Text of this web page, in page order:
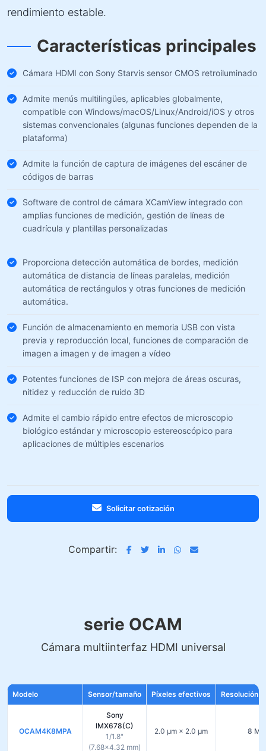
rendimiento estable.
Características principales
Cámara HDMI con Sony Starvis sensor CMOS retroiluminado
Admite menús multilingües, aplicables globalmente,
compatible con Windows/macOS/Linux/Android/iOS y otros
sistemas convencionales (algunas funciones dependen de la
plataforma)
Admite la función de captura de imágenes del escáner de
códigos de barras
Software de control de cámara XCamView integrado con
amplias funciones de medición, gestión de líneas de
cuadrícula y plantillas personalizadas
Proporciona detección automática de bordes, medición
automática de distancia de líneas paralelas, medición
automática de rectángulos y otras funciones de medición
automática.
Función de almacenamiento en memoria USB con vista
previa y reproducción local, funciones de comparación de
imagen a imagen y de imagen a vídeo
Potentes funciones de ISP con mejora de áreas oscuras,
nitidez y reducción de ruido 3D
Admite el cambio rápido entre efectos de microscopio
biológico estándar y microscopio estereoscópico para
aplicaciones de múltiples escenarios
Solicitar cotización
Compartir:
serie OCAM
Cámara multiinterfaz HDMI universal
Modelo Sensor/tamaño Píxeles efectivos Resolución
OCAM4K8MPA
Sony
IMX678(C)
1/1.8"
(7.68×4.32 mm)
2.0 µm × 2.0 µm 8 MP